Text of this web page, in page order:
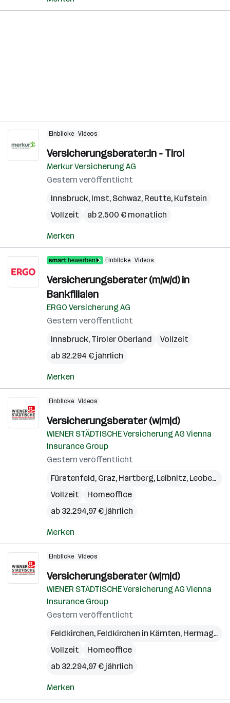
Einblicke Videos
Versicherungsberater:in - Tirol
Merkur Versicherung AG
Gestern veröffentlicht
Innsbruck, Imst, Schwaz, Reutte, Kufstein
Vollzeit
ab 2.500 € monatlich
Merken
Einblicke Videos
Versicherungsberater (m/w/d) in
Bankfilialen
ERGO Versicherung AG
Gestern veröffentlicht
Innsbruck, Tiroler Oberland
Vollzeit
ab 32.294 € jährlich
Merken
Einblicke Videos
Versicherungsberater (w|m|d)
WIENER STÄDTISCHE Versicherung AG Vienna
Insurance Group
Gestern veröffentlicht
Fürstenfeld, Graz, Hartberg, Leibnitz, Leoben
Vollzeit
Homeoffice
ab 32.294,97 € jährlich
Merken
Einblicke Videos
Versicherungsberater (w|m|d)
WIENER STÄDTISCHE Versicherung AG Vienna
Insurance Group
Gestern veröffentlicht
Feldkirchen, Feldkirchen in Kärnten, Hermagor
Vollzeit
Homeoffice
ab 32.294,97 € jährlich
Merken